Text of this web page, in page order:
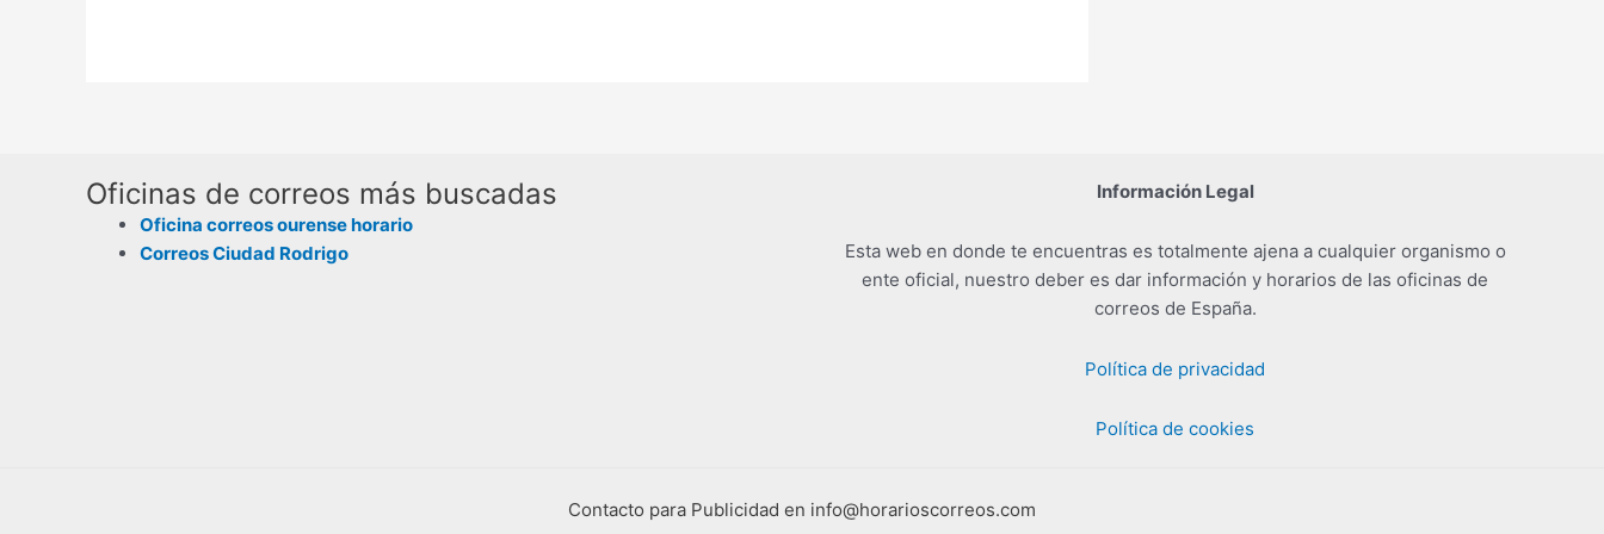
Oficinas de correos más buscadas
Oficina correos ourense horario
Correos Ciudad Rodrigo
Información Legal
Esta web en donde te encuentras es totalmente ajena a cualquier organismo o
ente oficial, nuestro deber es dar información y horarios de las oficinas de
correos de España.
Política de privacidad
Política de cookies
Contacto para Publicidad en info@horarioscorreos.com